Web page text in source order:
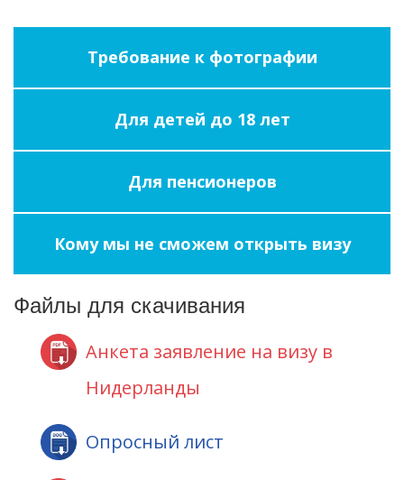
Требование к фотографии
Для детей до 18 лет
Для пенсионеров
Кому мы не сможем открыть визу
Файлы для скачивания
Анкета заявление на визу в
Нидерланды
Опросный лист